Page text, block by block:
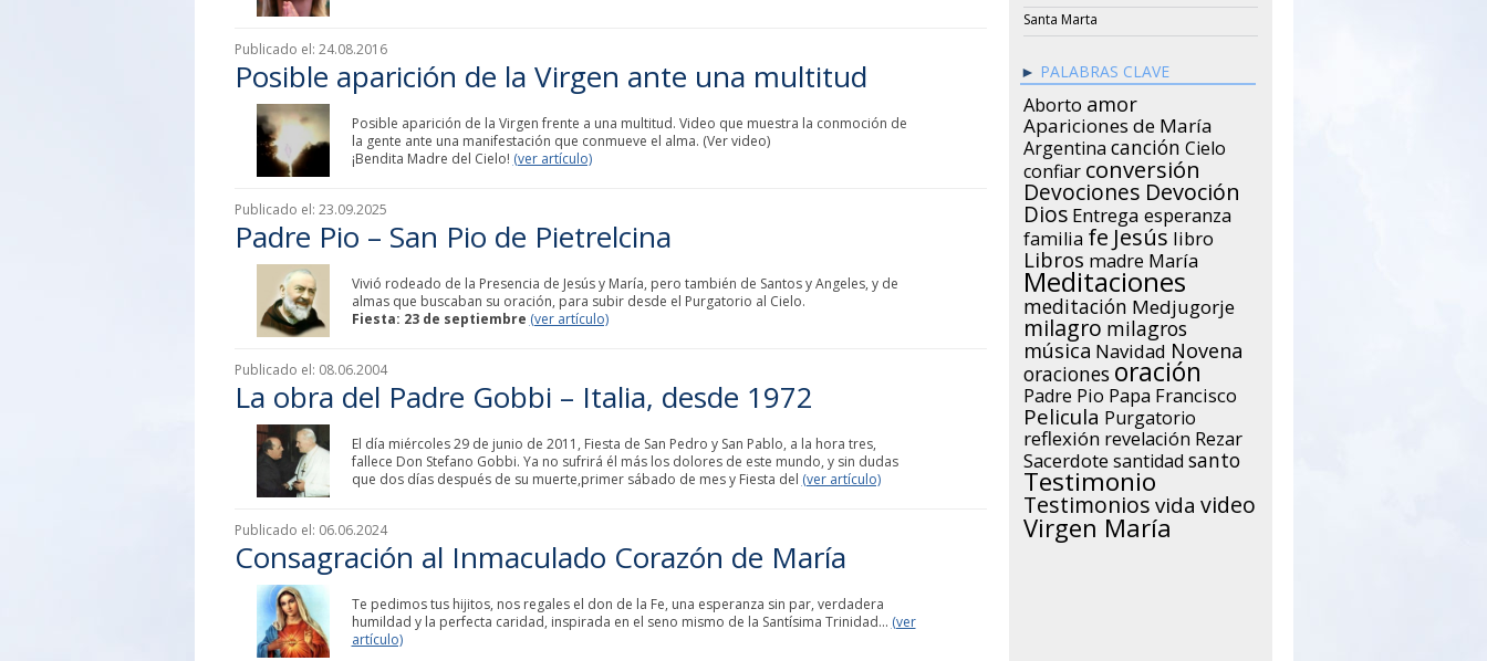
Publicado el: 24.08.2016
Posible aparición de la Virgen ante una multitud
Posible aparición de la Virgen frente a una multitud. Video que muestra la conmoción de
la gente ante una manifestación que conmueve el alma. (Ver video)
¡Bendita Madre del Cielo! (ver artículo)
Publicado el: 23.09.2025
Padre Pio – San Pio de Pietrelcina
Vivió rodeado de la Presencia de Jesús y María, pero también de Santos y Angeles, y de
almas que buscaban su oración, para subir desde el Purgatorio al Cielo.
Fiesta: 23 de septiembre (ver artículo)
Publicado el: 08.06.2004
La obra del Padre Gobbi – Italia, desde 1972
El día miércoles 29 de junio de 2011, Fiesta de San Pedro y San Pablo, a la hora tres,
fallece Don Stefano Gobbi. Ya no sufrirá él más los dolores de este mundo, y sin dudas
que dos días después de su muerte,primer sábado de mes y Fiesta del (ver artículo)
Publicado el: 06.06.2024
Consagración al Inmaculado Corazón de María
Te pedimos tus hijitos, nos regales el don de la Fe, una esperanza sin par, verdadera
humildad y la perfecta caridad, inspirada en el seno mismo de la Santísima Trinidad... (ver
artículo)
Santa Marta
PALABRAS CLAVE
Aborto amor
Apariciones de María
Argentina canción Cielo
confiar conversión
Devociones Devoción
Dios Entrega esperanza
familia fe Jesús libro
Libros madre María
Meditaciones
meditación Medjugorje
milagro milagros
música Navidad Novena
oraciones oración
Padre Pio Papa Francisco
Pelicula Purgatorio
reflexión revelación Rezar
Sacerdote santidad santo
Testimonio
Testimonios vida video
Virgen María